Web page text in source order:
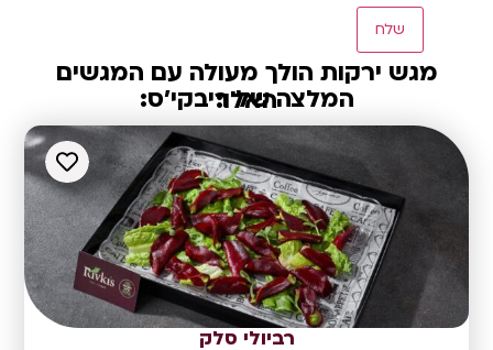
המלצה של ריבקי'ס:
מגש ירקות הולך מעולה עם המגשים
האלו:
רביולי סלק